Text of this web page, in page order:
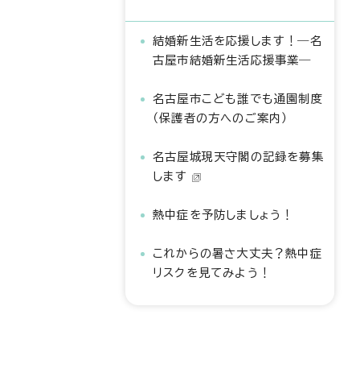
結婚新生活を応援します！―名
古屋市結婚新生活応援事業―
名古屋市こども誰でも通園制度
（保護者の方へのご案内）
名古屋城現天守閣の記録を募集
します
熱中症を予防しましょう！
これからの暑さ大丈夫？熱中症
リスクを見てみよう！